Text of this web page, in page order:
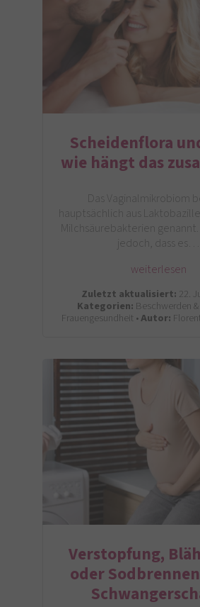
Scheidenflora
wie hängt das
Das Vaginalmikrobiom
hauptsächlich aus
Milchsäurebakterien genannt.
jedoch, dass es…
weiterlesen
Zuletzt aktualisiert: 22.
Kategorien: Beschwerden
Frauengesundheit •Autor:
Verstopfung,
oder